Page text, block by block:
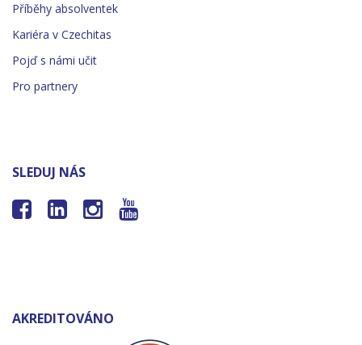
Příběhy absolventek
Kariéra v Czechitas
Pojď s námi učit
Pro partnery
SLEDUJ NÁS
   
AKREDITOVÁNO